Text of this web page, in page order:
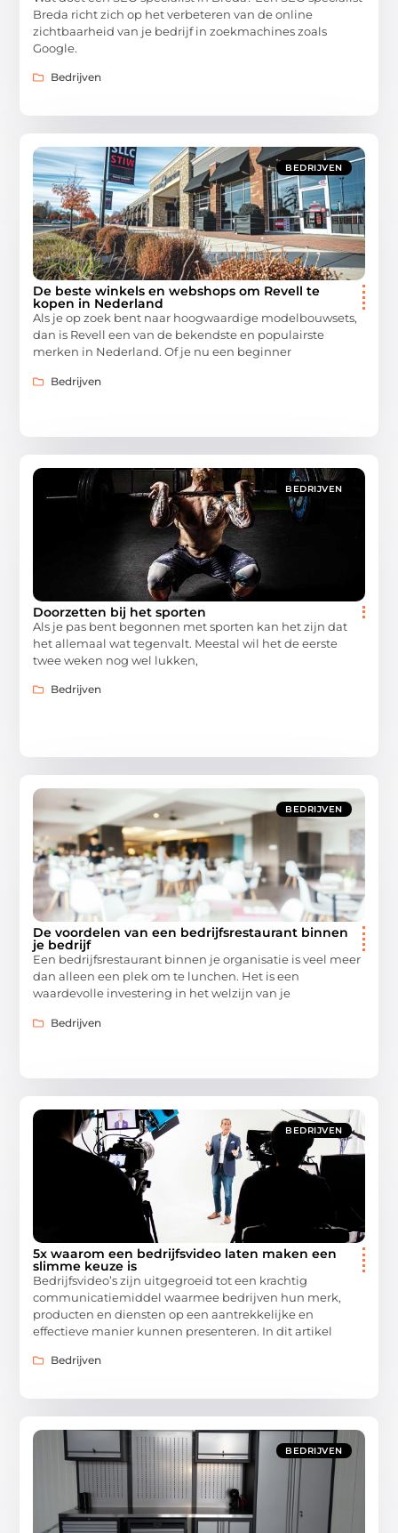
Breda richt zich op het verbeteren van de online
zichtbaarheid van je bedrijf in zoekmachines zoals
Google.
Bedrijven
BEDRIJVEN
De beste winkels en webshops om Revell te
kopen in Nederland
Als je op zoek bent naar hoogwaardige modelbouwsets,
dan is Revell een van de bekendste en populairste
merken in Nederland. Of je nu een beginner
Bedrijven
BEDRIJVEN
Doorzetten bij het sporten
Als je pas bent begonnen met sporten kan het zijn dat
het allemaal wat tegenvalt. Meestal wil het de eerste
twee weken nog wel lukken,
Bedrijven
BEDRIJVEN
De voordelen van een bedrijfsrestaurant binnen
je bedrijf
Een bedrijfsrestaurant binnen je organisatie is veel meer
dan alleen een plek om te lunchen. Het is een
waardevolle investering in het welzijn van je
Bedrijven
BEDRIJVEN
5x waarom een bedrijfsvideo laten maken een
slimme keuze is
Bedrijfsvideo’s zijn uitgegroeid tot een krachtig
communicatiemiddel waarmee bedrijven hun merk,
producten en diensten op een aantrekkelijke en
effectieve manier kunnen presenteren. In dit artikel
Bedrijven
BEDRIJVEN